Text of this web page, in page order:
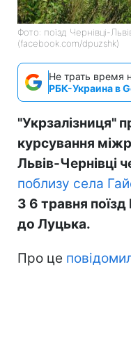
Фото: поїзд Чернівці-
(facebook.com/dpuzshk)
Не трать время
РБК-Украина в
"Укрзалізниця"
курсування
Львів-Чернівці
поблизу села
З 6 травня
до Луцька.
Про це